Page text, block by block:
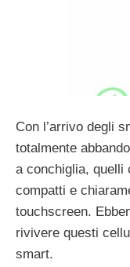
Con l’arrivo degli
totalmente
a conchiglia, quelli
compatti e
touchscreen.
rivivere questi
smart.